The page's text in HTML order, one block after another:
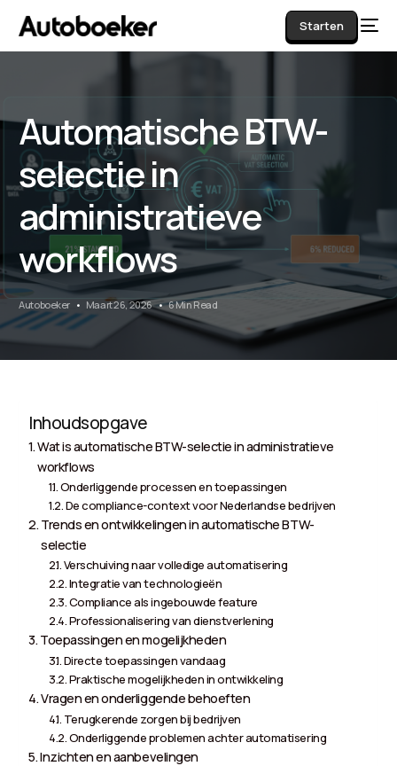
Starten
Automatische BTW-
selectie in
administratieve
workflows
Autoboeker Maart 26, 2026 6 Min Read
Inhoudsopgave
Wat is automatische BTW-selectie in administratieve
workflows
Onderliggende processen en toepassingen
De compliance-context voor Nederlandse bedrijven
Trends en ontwikkelingen in automatische BTW-
selectie
Verschuiving naar volledige automatisering
Integratie van technologieën
Compliance als ingebouwde feature
Professionalisering van dienstverlening
Toepassingen en mogelijkheden
Directe toepassingen vandaag
Praktische mogelijkheden in ontwikkeling
Vragen en onderliggende behoeften
Terugkerende zorgen bij bedrijven
Onderliggende problemen achter automatisering
Inzichten en aanbevelingen